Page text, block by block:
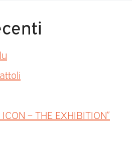
– THE EXHIBITION”